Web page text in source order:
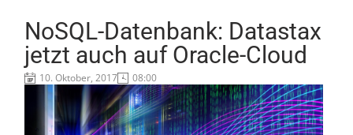
NoSQL-Datenbank: Datastax
jetzt auch auf Oracle-Cloud
10. Oktober, 2017 08:00